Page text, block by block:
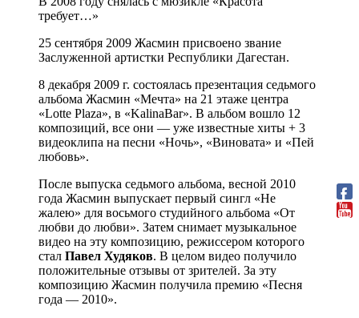
требует…»
25 сентября 2009 Жасмин присвоено звание
Заслуженной артистки Республики Дагестан.
8 декабря 2009 г. состоялась презентация седьмого
альбома Жасмин «Мечта» на 21 этаже центра
«Lotte Plaza», в «KalinaBar». В альбом вошло 12
композиций, все они — уже известные хиты + 3
видеоклипа на песни «Ночь», «Виновата» и «Пей
любовь».
После выпуска седьмого альбома, весной 2010
года Жасмин выпускает первый сингл «Не
жалею» для восьмого студийного альбома «От
любви до любви». Затем снимает музыкальное
видео на эту композицию, режиссером которого
стал Павел Худяков. В целом видео получило
положительные отзывы от зрителей. За эту
композицию Жасмин получила премию «Песня
года — 2010».